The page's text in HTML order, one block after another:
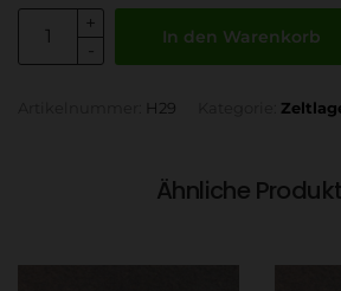
In den Warenkorb
H29
Ähnliche